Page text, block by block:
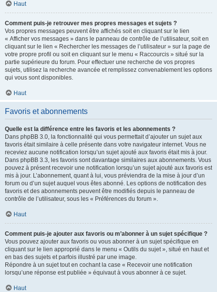
Haut
Comment puis-je retrouver mes propres messages et sujets ?
Vos propres messages peuvent être affichés soit en cliquant sur le lien
« Afficher vos messages » dans le panneau de contrôle de l’utilisateur, soit en
cliquant sur le lien « Rechercher les messages de l’utilisateur » sur la page de
votre propre profil ou soit en cliquant sur le menu « Raccourcis » situé sur la
partie supérieure du forum. Pour effectuer une recherche de vos propres
sujets, utilisez la recherche avancée et remplissez convenablement les options
qui vous sont disponibles.
Haut
Favoris et abonnements
Quelle est la différence entre les favoris et les abonnements ?
Dans phpBB 3.0, la fonctionnalité qui vous permettait d’ajouter un sujet aux
favoris était similaire à celle présente dans votre navigateur internet. Vous ne
receviez aucune notification lorsqu’un sujet ajouté aux favoris était mis à jour.
Dans phpBB 3.3, les favoris sont davantage similaires aux abonnements. Vous
pouvez à présent recevoir une notification lorsqu’un sujet ajouté aux favoris est
mis à jour. L’abonnement, quant à lui, vous préviendra de la mise à jour d’un
forum ou d’un sujet auquel vous êtes abonné. Les options de notification des
favoris et des abonnements peuvent être modifiés depuis le panneau de
contrôle de l’utilisateur, sous les « Préférences du forum ».
Haut
Comment puis-je ajouter aux favoris ou m’abonner à un sujet spécifique ?
Vous pouvez ajouter aux favoris ou vous abonner à un sujet spécifique en
cliquant sur le lien approprié dans le menu « Outils du sujet », situé en haut et
en bas des sujets et parfois illustré par une image.
Répondre à un sujet tout en cochant la case « Recevoir une notification
lorsqu’une réponse est publiée » équivaut à vous abonner à ce sujet.
Haut